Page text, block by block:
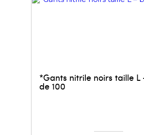
*Gants nitrile noirs taille L
de 100